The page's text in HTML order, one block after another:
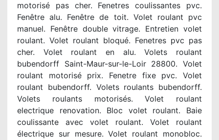
motorisé pas cher. Fenetres coulissantes pvc.
Fenêtre alu. Fenêtre de toit. Volet roulant pvc
manuel. Fenêtre double vitrage. Entretien volet
roulant. Volet roulant bloqué. Fenetres pvc pas
cher. Volet roulant en alu. Volets roulant
bubendorff Saint-Maur-sur-le-Loir 28800. Volet
roulant motorisé prix. Fenetre fixe pvc. Volet
roulant bubendorff. Volets roulants bubendorff.
Volets roulants motorisés. Volet roulant
electrique renovation. Bloc volet roulant. Baie
coulissante avec volet roulant. Volet roulant
électrique sur mesure. Volet roulant monobloc.